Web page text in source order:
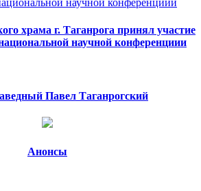
храма г. Таганрога принял участие
научной конференциии
Павел Таганрогский
Анонсы